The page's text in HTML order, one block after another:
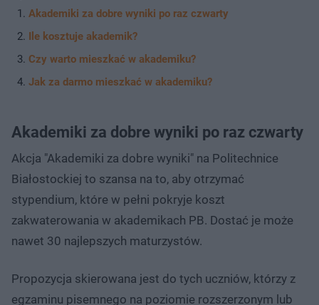
Akademiki za dobre wyniki po raz czwarty
Ile kosztuje akademik?
Czy warto mieszkać w akademiku?
Jak za darmo mieszkać w akademiku?
Akademiki za dobre wyniki po raz czwarty
Akcja "Akademiki za dobre wyniki" na Politechnice
Białostockiej to szansa na to, aby otrzymać
stypendium, które w pełni pokryje koszt
zakwaterowania w akademikach PB. Dostać je może
nawet 30 najlepszych maturzystów.
Propozycja skierowana jest do tych uczniów, którzy z
egzaminu pisemnego na poziomie rozszerzonym lub